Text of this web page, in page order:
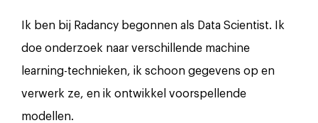
Ik ben bij Radancy begonnen als Data Scientist. Ik
doe onderzoek naar verschillende machine
learning-technieken, ik schoon gegevens op en
verwerk ze, en ik ontwikkel voorspellende
modellen.